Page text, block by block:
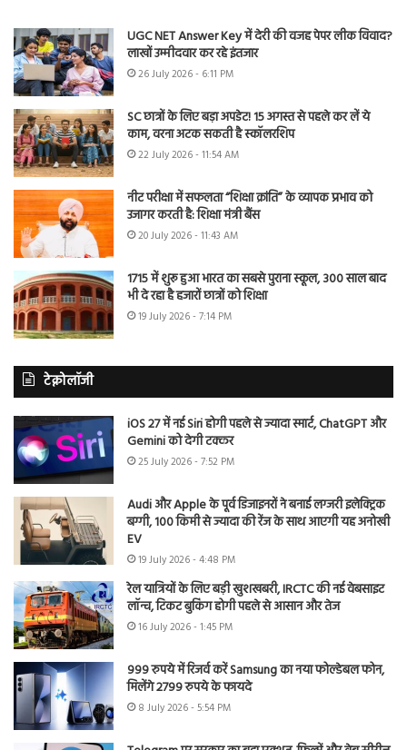
UGC NET Answer Key में देरी की वजह पेपर लीक विवाद?
लाखों उम्मीदवार कर रहे इंतजार
26 July 2026 - 6:11 PM
SC छात्रों के लिए बड़ा अपडेट! 15 अगस्त से पहले कर लें ये
काम, वरना अटक सकती है स्कॉलरशिप
22 July 2026 - 11:54 AM
नीट परीक्षा में सफलता “शिक्षा क्रांति” के व्यापक प्रभाव को
उजागर करती है: शिक्षा मंत्री बैंस
20 July 2026 - 11:43 AM
1715 में शुरू हुआ भारत का सबसे पुराना स्कूल, 300 साल बाद
भी दे रहा है हजारों छात्रों को शिक्षा
19 July 2026 - 7:14 PM
टेक्नोलॉजी
iOS 27 में नई Siri होगी पहले से ज्यादा स्मार्ट, ChatGPT और
Gemini को देगी टक्कर
25 July 2026 - 7:52 PM
Audi और Apple के पूर्व डिजाइनरों ने बनाई लग्जरी इलेक्ट्रिक
बग्गी, 100 किमी से ज्यादा की रेंज के साथ आएगी यह अनोखी
EV
19 July 2026 - 4:48 PM
रेल यात्रियों के लिए बड़ी खुशखबरी, IRCTC की नई वेबसाइट
लॉन्च, टिकट बुकिंग होगी पहले से आसान और तेज
16 July 2026 - 1:45 PM
999 रुपये में रिजर्व करें Samsung का नया फोल्डेबल फोन,
मिलेंगे 2799 रुपये के फायदे
8 July 2026 - 5:54 PM